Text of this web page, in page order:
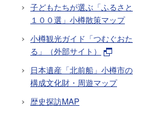
子どもたちが選ぶ「ふるさと
１００選」小樽散策マップ
小樽観光ガイド「つむぐおた
る」（外部サイト）
日本遺産「北前船」小樽市の
構成文化財・周遊マップ
歴史探訪MAP